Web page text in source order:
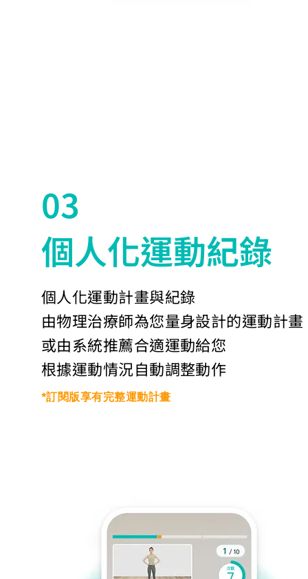
03
​個人化運動紀錄
個人化運動計畫與紀錄
由物理治療師為您量身設計的運動計畫
或由系統推薦合適運動給您
根據運動情況自動調整動作
*​訂閱版享有完整運動計畫